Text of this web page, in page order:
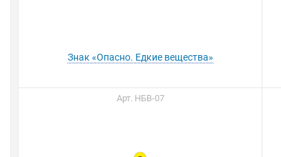
Знак «Опасно. Едкие вещества»
Арт. НБВ-07